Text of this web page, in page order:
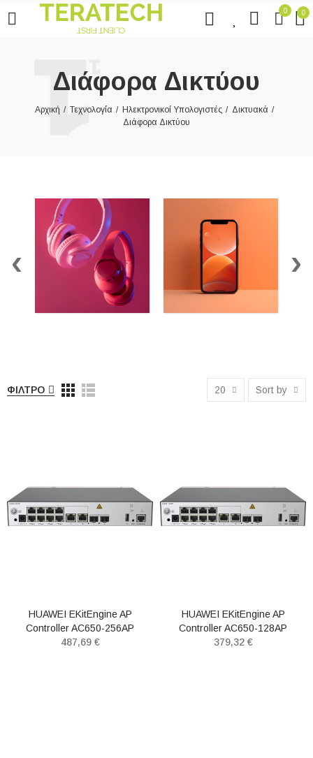
0 0
Διάφορα Δικτύου
Αρχική Τεχνολογία Ηλεκτρονικοί Υπολογιστές
Δικτυακά
Διάφορα Δικτύου
‹ ›
ΦΊΛΤΡΟ 20 Sort by
HUAWEI EKitEngine AP
Controller AC650-256AP
487,69 €
HUAWEI EKitEngine AP
Controller AC650-128AP
379,32 €